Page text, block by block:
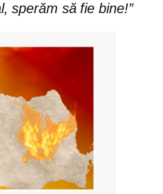
sperăm să fie bine!”